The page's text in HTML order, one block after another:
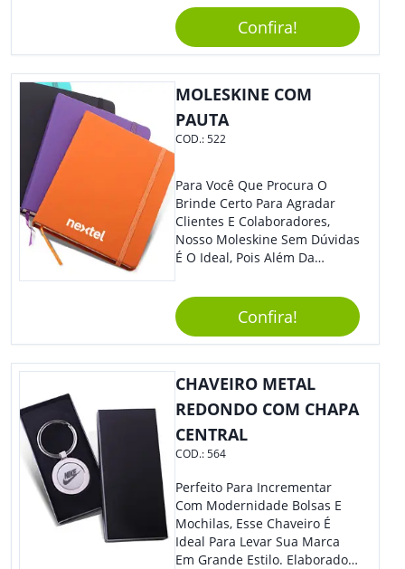
Sua Empresa Terá O Grande
Destaque Merecido.
Confira!
MOLESKINE COM
PAUTA
COD.:522
Para Você Que Procura O
Brinde Certo Para Agradar
Clientes E Colaboradores,
Nosso Moleskine Sem Dúvidas
É O Ideal, Pois Além Da
Utilizado Em Diversos
Momentos Do Dia.
Personalize-O Com Sua Marca
E Tenha Ainda Mais Destaque
Em Feiras De Exposições E
Eventos Corporativos.
Confira!
CHAVEIRO METAL
REDONDO COM CHAPA
CENTRAL
COD.:564
Perfeito Para Incrementar
Com Modernidade Bolsas E
Mochilas, Esse Chaveiro É
Ideal Para Levar Sua Marca
Em Grande Estilo. Elaborado A